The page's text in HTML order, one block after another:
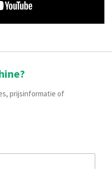
prijsinformatie of